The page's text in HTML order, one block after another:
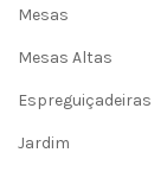
Mesas
Mesas Altas
Espreguiçadeiras
Jardim